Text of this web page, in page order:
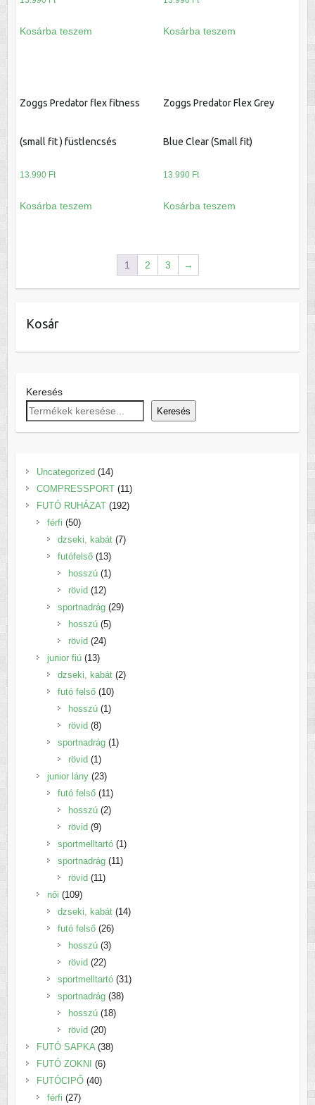
Kosárba teszem Kosárba teszem
Zoggs Predator flex fitness
(small fit ) füstlencsés
13.990 Ft
Kosárba teszem
Zoggs Predator Flex Grey
Blue Clear (Small fit)
13.990 Ft
Kosárba teszem
1 2 3 →
Kosár
Keresés
Keresés
Uncategorized 1414
termék
COMPRESSPORT 1111
termék
FUTÓ RUHÁZAT 192192
férfi 5050
termék
dzseki, kabát 77
futófelső 1313
termék
hosszú 11
rövid 1212
termék
sportnadrág 2929
hosszú 55
rövid 2424
junior fiú 1313
termék
dzseki, kabát 22
futó felső 1010
termék
hosszú 11
rövid 88
termék
sportnadrág 11
rövid 11
termék
junior lány 2323
termék
futó felső 1111
termék
hosszú 22
rövid 99
termék
sportmelltartó 11
termék
sportnadrág 1111
rövid 1111
női 109109
termék
dzseki, kabát 1414
futó felső 2626
termék
hosszú 33
rövid 2222
termék
sportmelltartó 3131
sportnadrág 3838
hosszú 1818
rövid 2020
termék
FUTÓ SAPKA 3838
FUTÓ ZOKNI 66
termék
FUTÓCIPŐ 4040
férfi 2727